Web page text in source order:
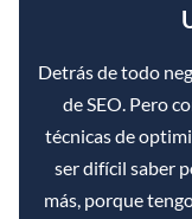
Detrás de todo
de SEO. Pero
técnicas de
ser difícil saber
más, porque